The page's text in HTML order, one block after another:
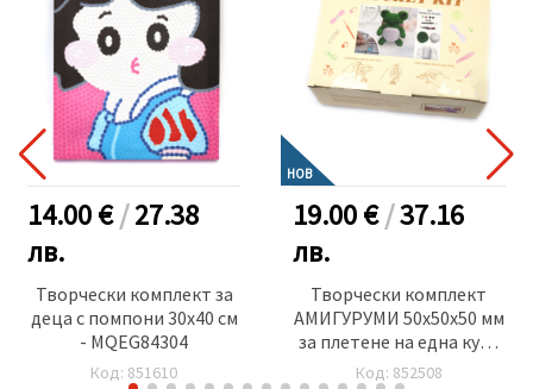
14.00 €/27.38
лв.
Творчески комплект за
деца с помпони 30x40 см
- MQEG84304
Код: 851610
НОВ
19.00 €/37.16
лв.
Творчески комплект
АМИГУРУМИ 50x50x50 мм
за плетене на една кука
-жаба GZ6076
Код: 852508